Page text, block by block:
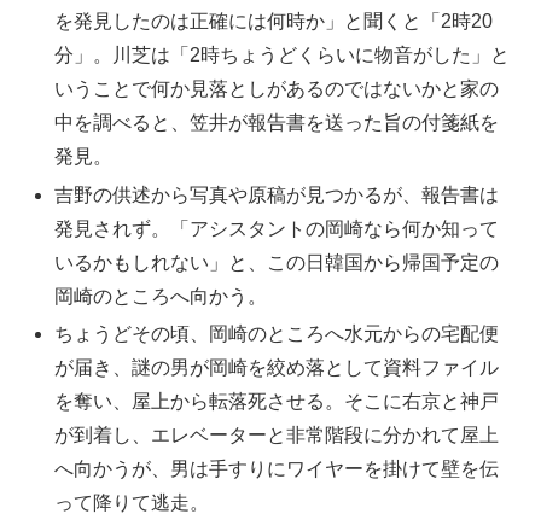
を発見したのは正確には何時か」と聞くと「2時20
分」。川芝は「2時ちょうどくらいに物音がした」と
いうことで何か見落としがあるのではないかと家の
中を調べると、笠井が報告書を送った旨の付箋紙を
発見。
吉野の供述から写真や原稿が見つかるが、報告書は
発見されず。「アシスタントの岡崎なら何か知って
いるかもしれない」と、この日韓国から帰国予定の
岡崎のところへ向かう。
ちょうどその頃、岡崎のところへ水元からの宅配便
が届き、謎の男が岡崎を絞め落として資料ファイル
を奪い、屋上から転落死させる。そこに右京と神戸
が到着し、エレベーターと非常階段に分かれて屋上
へ向かうが、男は手すりにワイヤーを掛けて壁を伝
って降りて逃走。